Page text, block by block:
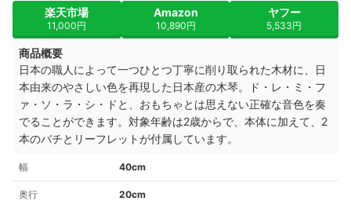
楽天市場
11,000円
Amazon
10,890円
ヤフー
5,533円
商品概要
日本の職人によって一つひとつ丁寧に削り取られた木材に、日
本由来のやさしい色を再現した日本産の木琴。ド・レ・ミ・フ
ァ・ソ・ラ・シ・ドと、おもちゃとは思えない正確な音色を奏
でることができます。対象年齢は2歳からで、本体に加えて、2
本のバチとリーフレットが付属しています。
幅 40cm
奥行 20cm